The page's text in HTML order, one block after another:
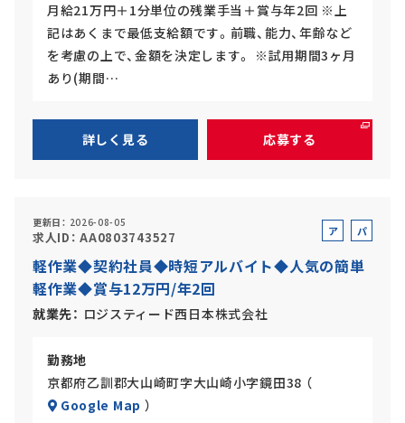
月給21万円＋1分単位の残業手当＋賞与年2回 ※上
記はあくまで最低支給額です。前職、能力、年齢など
を考慮の上で、金額を決定します。 ※試用期間3ヶ月
あり(期間…
詳しく見る 応募する
更新日 2026-08-05
求人ID AA0803743527
ア
バ
パ
ト
軽作業◆契約社員◆時短アルバイト◆人気の簡単
軽作業◆賞与12万円/年2回
就業先 ロジスティード西日本株式会社
勤務地
京都府乙訓郡大山崎町字大山崎小字鏡田38 （
Google Map ）